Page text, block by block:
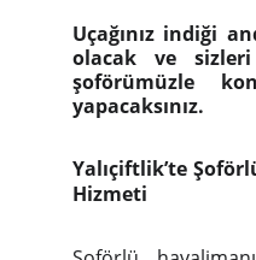
Uçağınız indiği
olacak ve
şoförümüzle
yapacaksınız.
Yalıçiftlik’te
Hizmeti